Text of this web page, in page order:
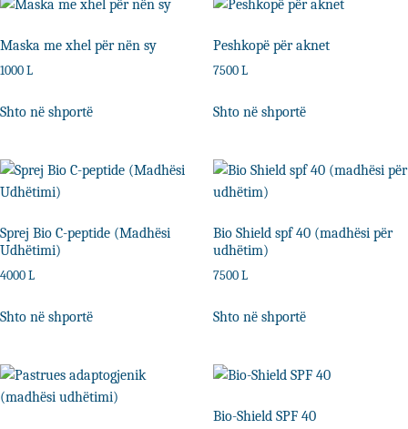
Maska me xhel për nën sy
1000 L
Shto në shportë
Peshkopë për aknet
7500 L
Shto në shportë
Sprej Bio C-peptide (Madhësi
Udhëtimi)
4000 L
Shto në shportë
Bio Shield spf 40 (madhësi për
udhëtim)
7500 L
Shto në shportë
Bio-Shield SPF 40